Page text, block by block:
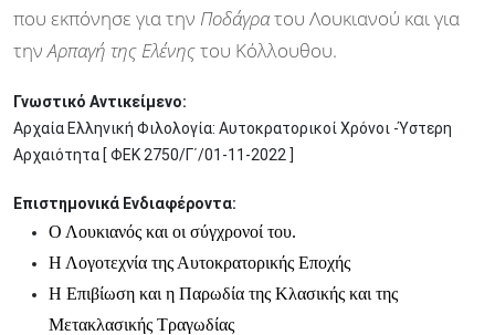
που εκπόνησε για την Ποδάγρατου Λουκιανού και για
τηνΑρπαγή της Ελένηςτου Κόλλουθου.
Γνωστικό Αντικείμενο:
Αρχαία Ελληνική Φιλολογία: Αυτοκρατορικοί Χρόνοι -Ύστερη
Αρχαιότητα [ ΦΕΚ 2750/Γ΄/01-11-2022 ]
Επιστημονικά Ενδιαφέροντα:
Ο Λουκιανός και οι σύγχρονοί του.
Η Λογοτεχνία της Αυτοκρατορικής Εποχής
Η Επιβίωση και η Παρωδία της Κλασικής και της
Μετακλασικής Τραγωδίας